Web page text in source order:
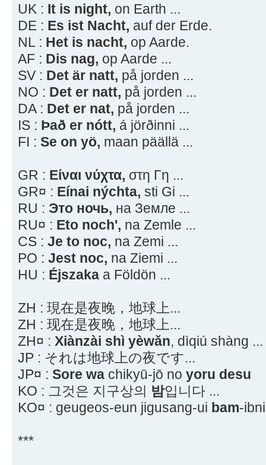
UK : It is night, on Earth ...
DE : Es ist Nacht, auf der Erde.
NL : Het is nacht, op Aarde.
AF : Dis nag, op Aarde ...
SV : Det är natt, på jorden ...
NO : Det er natt, på jorden ...
DA : Det er nat, på jorden ...
IS : Það er nótt, á jörðinni ...
FI : Se on yö, maan päällä ...
GR : Είναι νύχτα, στη Γη ...
GR¤ : Eínai nýchta, sti Gi ...
RU : Это ночь, на Земле ...
RU¤ : Eto noch', na Zemle ...
CS : Je to noc, na Zemi ...
PO : Jest noc, na Ziemi ...
HU : Éjszaka a Földön ...
ZH : 現在是夜晚，地球上...
ZH : 现在是夜晚，地球上...
ZH¤ : Xiànzài shì yèwǎn, dìqiú shàng ...
JP : それは地球上の夜です...
JP¤ : Sore wa chikyū-jō no yoru desu
KO : 그것은 지구상의 밤입니다 ...
KO¤ : geugeos-eun jigusang-ui bam-
***